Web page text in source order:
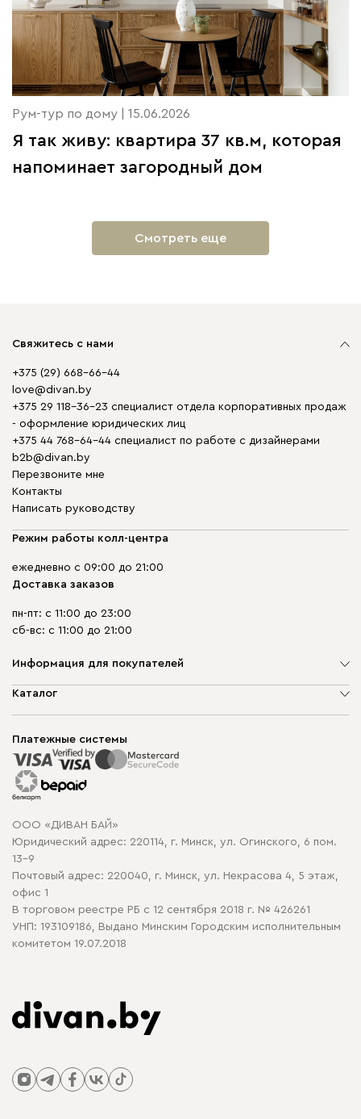
Рум-тур по дому | 15.06.2026
Я так живу: квартира 37 кв.м, которая
напоминает загородный дом
Смотреть еще
Свяжитесь с нами
+375 (29) 668-66-44
love@divan.by
+375 29 118-36-23 специалист отдела корпоративных продаж
- оформление юридических лиц
+375 44 768-64-44 специалист по работе с дизайнерами
b2b@divan.by
Перезвоните мне
Контакты
Написать руководству
Режим работы колл-центра
ежедневно с 09:00 до 21:00
Доставка заказов
пн-пт: с 11:00 до 23:00
сб-вс: с 11:00 до 21:00
Информация для покупателей
О компании
Способы оплаты
Рассрочка и кредит
Гарантия
Карта сайта
Политика конфиденциальности
Политика в отношении обработки cookie
Каталог
Корпусная мебель
Распродажа мебели
Платежные системы
ООО «ДИВАН БАЙ»
Юридический адрес: 220114, г. Минск, ул. Огинского, 6 пом.
13-9
Почтовый адрес: 220040, г. Минск, ул. Некрасова 4, 5 этаж,
офис 1
В торговом реестре РБ с 12 сентября 2018 г. № 426261
УНП: 193109186, Выдано Минским Городским исполнительным
комитетом 19.07.2018